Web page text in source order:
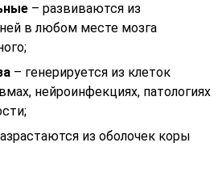
– развиваются из
в любом месте мозга
– генерируется из клеток
нейроинфекциях, патологиях
из оболочек коры